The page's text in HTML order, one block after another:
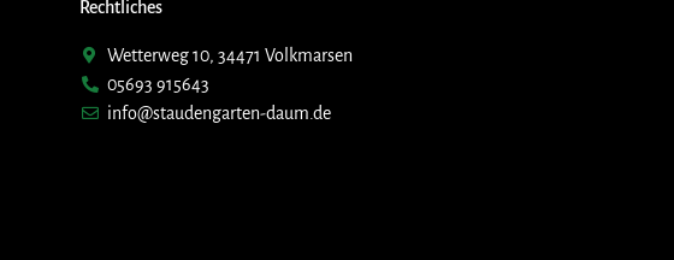
Rechtliches
Wetterweg 10, 34471 Volkmarsen
05693 915643
info@staudengarten-daum.de